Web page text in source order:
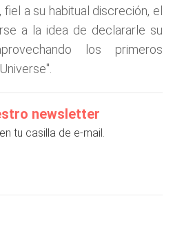
a su habitual discreción, el
a la idea de declararle su
los primeros
newsletter
tu casilla de e-mail.